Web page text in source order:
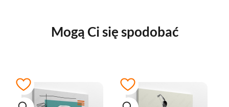
Mogą Ci się spodobać